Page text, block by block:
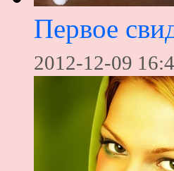
Первое
2012-12-09